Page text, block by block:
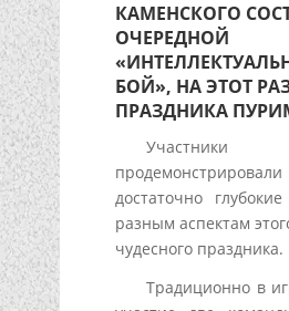
КАМЕНСКОГО
ОЧЕРЕДНОЙ
БОЙ», НА ЭТОТ
ПРАЗДНИКА
Участники
достаточно
разным аспектам
чудесного праздника.
Традиционно в